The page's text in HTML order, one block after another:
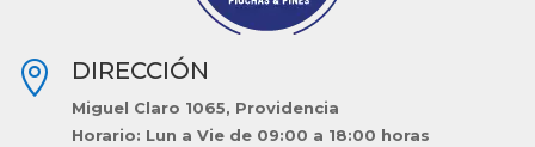
 DIRECCIÓN
Miguel Claro 1065, Providencia
Horario: Lun a Vie de 09:00 a 18:00 horas